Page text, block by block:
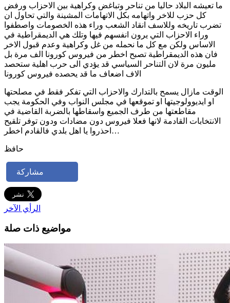
ما تعيشه البلاد حاليا من تناحر وتباغض وكراهية بين الاحزاب ورفض
كل حزب للاخر واتهامه بكل الاتهامات المشينة والتي تحاول ان
تضرب تاريخه وللاسف انقاد الشعب وراء هذه الخصومات واصطفوا
وراء الاحزاب التي يرون انفسهم فيها وتلك هي الديمقراطية في
الاساس ولكن مع كل ما نحمله من غل وكراهية وعدم قبول الاخر
فان هذه الديمقراطية تصبح اخطر من فيروس كورونا الف مرة بل
مليون مرة لان التناحر السياسي قد يؤدي الى حرب اهلية ستحصد
الاف اضعاف ما قد يحصده فيروس كورونا
الوقت مازال يسمح بالتدارك والاحزاب التي تفكر فقط في مصلحتها
او ايديوولوجيتها او تموقعها في مجلس النواب وفي الحكومة يجب
مقاطعتها من طرف الجميع واسقاطها بالضربة القاضية في
الانتخابات القادمة لانها فعلا فيروس دون مضادات ودون توفر تلقيح
…احذروا يا اهل بلدي فالقادم اخطر
حافظ
مشاركة
الرأي الآخر
مواضيع ذات صلة